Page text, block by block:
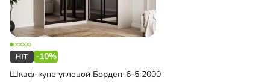
-10%
Шкаф-купе угловой Борден-6-5 2000